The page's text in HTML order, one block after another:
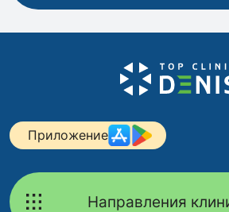
Приложение
Направления